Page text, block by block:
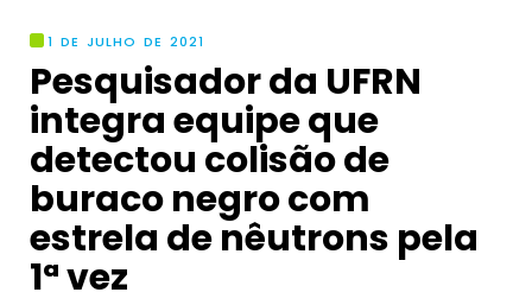
1 DE JULHO DE 2021
Pesquisador da UFRN
integra equipe que
detectou colisão de
buraco negro com
estrela de nêutrons pela
1ª vez